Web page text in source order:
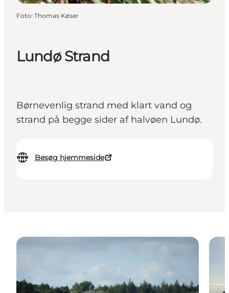
Lundø Strand
Børnevenlig strand med klart vand og
strand på begge sider af halvøen Lundø.
Besøg hjemmeside
Foto: Thomas Køser